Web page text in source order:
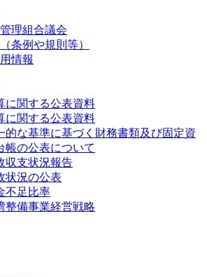
理組合議会
条例や規則等）
情報
に関する公表資料
に関する公表資料
的な基準に基づく財務書類及び固定資
帳の公表について
収支状況報告
状況の公表
不足比率
整備事業経営戦略